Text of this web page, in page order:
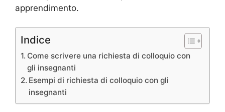
apprendimento.
Indice
Come scrivere una richiesta di colloquio con
gli insegnanti
Esempi di richiesta di colloquio con gli
insegnanti